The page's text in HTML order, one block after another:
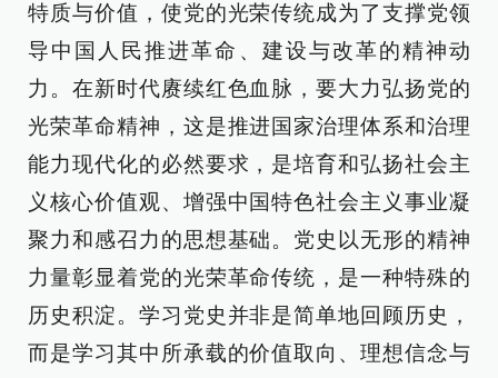
特质与价值，使党的光荣传统成为了支撑党领
导中国人民推进革命、建设与改革的精神动
力。在新时代赓续红色血脉，要大力弘扬党的
光荣革命精神，这是推进国家治理体系和治理
能力现代化的必然要求，是培育和弘扬社会主
义核心价值观、增强中国特色社会主义事业凝
聚力和感召力的思想基础。党史以无形的精神
力量彰显着党的光荣革命传统，是一种特殊的
历史积淀。学习党史并非是简单地回顾历史，
而是学习其中所承载的价值取向、理想信念与